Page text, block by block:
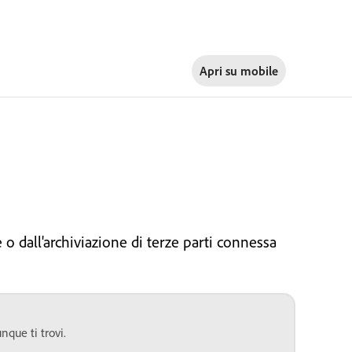
Apri su mobile
dall'archiviazione di terze parti connessa
ti trovi.